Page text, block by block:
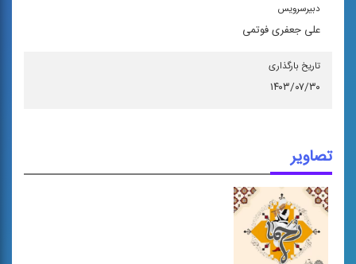
دبیرسرویس
علی جعفری فوتمی
تاریخ بارگذاری
۱۴۰۳/۰۷/۳۰
تصاویر